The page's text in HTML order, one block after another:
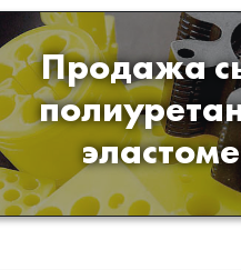
Продажа
Продажа
производства